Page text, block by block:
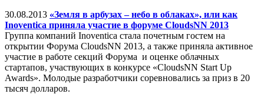
30.08.2013 «Земля в арбузах – небо в облаках», или как
Inoventica приняла участие в форуме CloudsNN 2013
Группа компаний Inoventica стала почетным гостем на
открытии Форума CloudsNN 2013, а также приняла активное
участие в работе секций Форума и оценке облачных
стартапов, участвующих в конкурсе «CloudsNN Start Up
Awards». Молодые разработчики соревновались за приз в 20
тысяч долларов.